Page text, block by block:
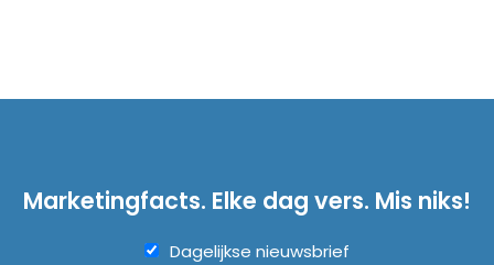
Marketingfacts. Elke dag vers. Mis niks!
Dagelijkse nieuwsbrief